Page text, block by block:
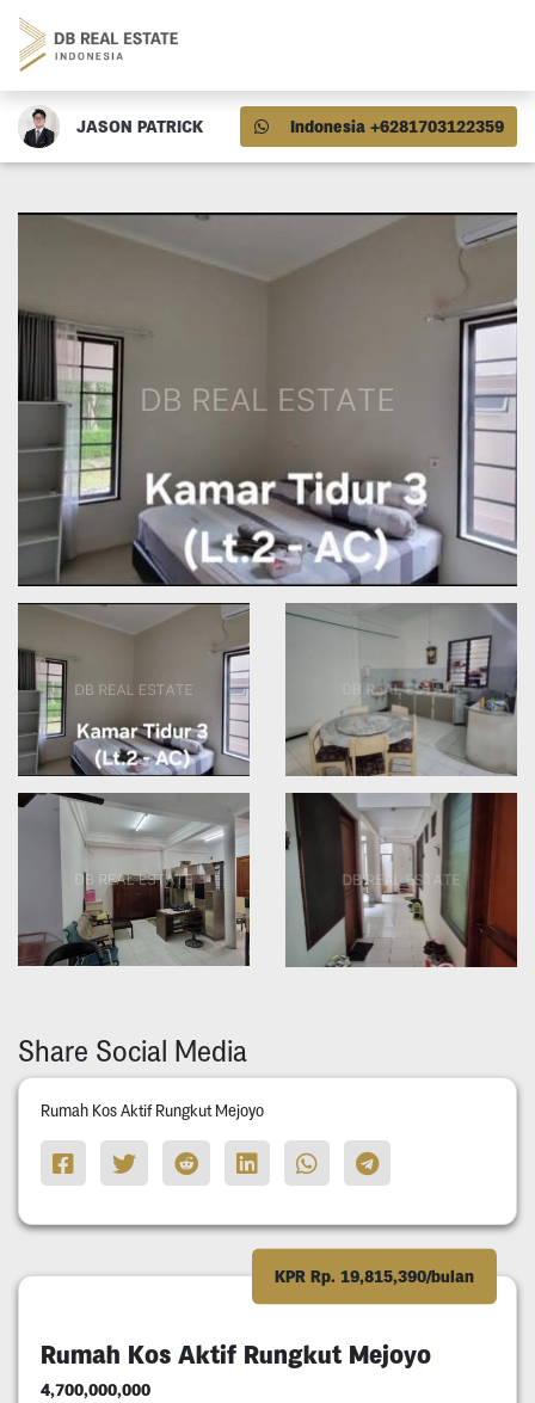
JASON PATRICK Indonesia +6281703122359
Share Social Media
Rumah Kos Aktif Rungkut Mejoyo
KPR Rp. 19,815,390/bulan
Rumah Kos Aktif Rungkut Mejoyo
4,700,000,000